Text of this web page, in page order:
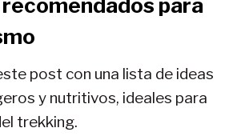
para
post con una lista de ideas
y nutritivos, ideales para
trekking.